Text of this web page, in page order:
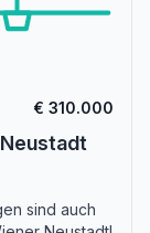
€ 310.000
sind auch